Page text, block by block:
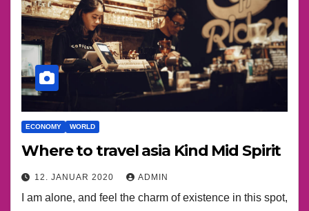
ECONOMY WORLD
Where to travel asia Kind Mid Spirit
12. JANUAR 2020 ADMIN
I am alone, and feel the charm of existence in this spot,